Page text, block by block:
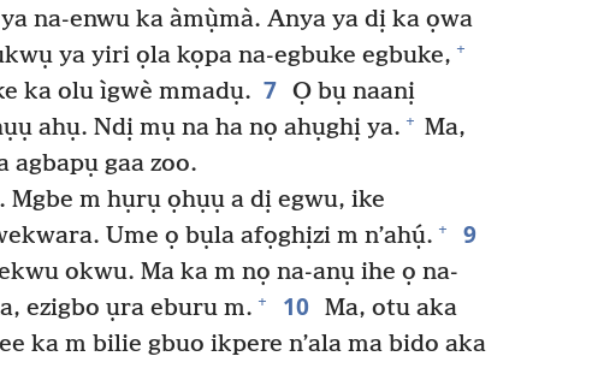
na-enwu ka àmụ̀mà. Anya ya dị ka ọwa
ya yiri ọla kọpa na-egbuke egbuke, +
ka olu ìgwè mmadụ. 7 Ọ bụ naanị
ahụ. Ndị mụ na ha nọ ahụghị ya. + Ma,
gaa zoo.
Mgbe m hụrụ ọhụụ a dị egwu, ike
Ume ọ bụla afọghịzi m n’ahụ́. + 9
okwu. Ma ka m nọ na-anụ ihe ọ na-
ezigbo ụra eburu m. + 10 Ma, otu aka
ka m bilie gbuo ikpere n’ala ma bido aka